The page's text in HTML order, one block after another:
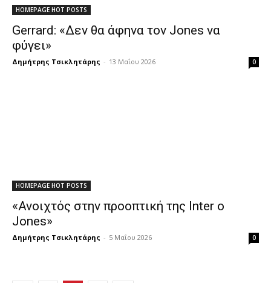
HOMEPAGE HOT POSTS
Gerrard: «Δεν θα άφηνα τον Jones να
φύγει»
Δημήτρης Τσικλητάρης - 13 Μαΐου 2026 0
HOMEPAGE HOT POSTS
«Ανοιχτός στην προοπτική της Inter ο
Jones»
Δημήτρης Τσικλητάρης - 5 Μαΐου 2026 0